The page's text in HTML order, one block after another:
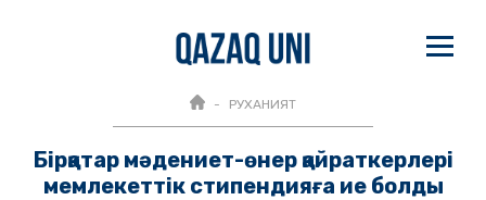
РУХАНИЯТ
Бірқатар мәдениет-өнер қайраткерлері
мемлекеттік стипендияға ие болды